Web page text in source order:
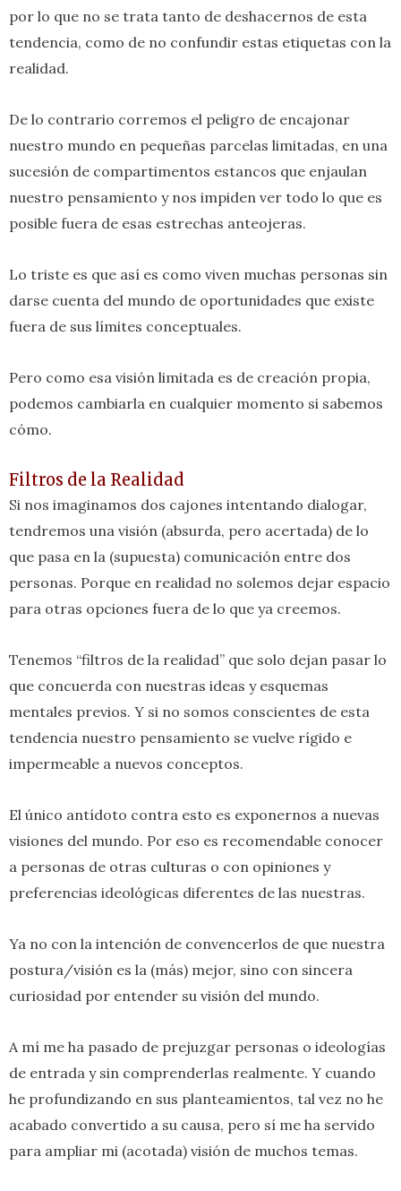
por lo que no se trata tanto de deshacernos de esta
tendencia, como de no confundir estas etiquetas con la
realidad.
De lo contrario corremos el peligro de encajonar
nuestro mundo en pequeñas parcelas limitadas, en una
sucesión de compartimentos estancos que enjaulan
nuestro pensamiento y nos impiden ver todo lo que es
posible fuera de esas estrechas anteojeras.
Lo triste es que así es como viven muchas personas sin
darse cuenta del mundo de oportunidades que existe
fuera de sus límites conceptuales.
Pero como esa visión limitada es de creación propia,
podemos cambiarla en cualquier momento si sabemos
cómo.
Filtros de la Realidad
Si nos imaginamos dos cajones intentando dialogar,
tendremos una visión (absurda, pero acertada) de lo
que pasa en la (supuesta) comunicación entre dos
personas. Porque en realidad no solemos dejar espacio
para otras opciones fuera de lo que ya creemos.
Tenemos “filtros de la realidad” que solo dejan pasar lo
que concuerda con nuestras ideas y esquemas
mentales previos. Y si no somos conscientes de esta
tendencia nuestro pensamiento se vuelve rígido e
impermeable a nuevos conceptos.
El único antídoto contra esto es exponernos a nuevas
visiones del mundo. Por eso es recomendable conocer
a personas de otras culturas o con opiniones y
preferencias ideológicas diferentes de las nuestras.
Ya no con la intención de convencerlos de que nuestra
postura/visión es la (más) mejor, sino con sincera
curiosidad por entender su visión del mundo.
A mí me ha pasado de prejuzgar personas o ideologías
de entrada y sin comprenderlas realmente. Y cuando
he profundizando en sus planteamientos, tal vez no he
acabado convertido a su causa, pero sí me ha servido
para ampliar mi (acotada) visión de muchos temas.